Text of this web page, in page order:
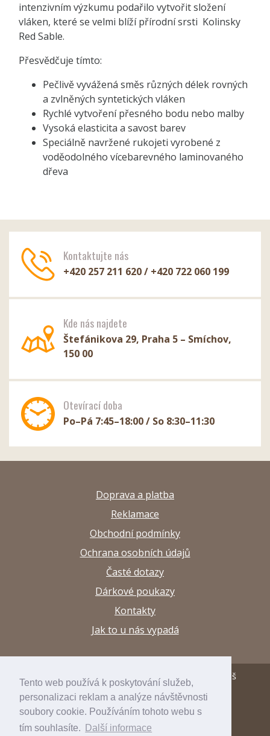
Tento web používá k poskytování služeb,
personalizaci reklam a analýze návštěvnosti
soubory cookie. Používáním tohoto webu s
tím souhlasíte.
Další informace
intenzivním výzkumu podařilo vytvořit složení
vláken, které se velmi blíží přírodní srsti Kolinsky
Red Sable.
Přesvědčuje tímto:
Pečlivě vyvážená směs různých délek rovných
a zvlněných syntetických vláken
Rychlé vytvoření přesného bodu nebo malby
Vysoká elasticita a savost barev
Speciálně navržené rukojeti vyrobené z
voděodolného vícebarevného laminovaného
dřeva
Kontaktujte nás
+420 257 211 620 / +420 722 060 199
Kde nás najdete
Štefánikova 29, Praha 5 – Smíchov,
150 00
Otevírací doba
Po–Pá 7:45–18:00 / So 8:30–11:30
Doprava a platba
Reklamace
Obchodní podmínky
Ochrana osobních údajů
Časté dotazy
Dárkové poukazy
Kontakty
Jak to u nás vypadá
© 2013–2026 Papírnictví a výtvarné potřeby Arttuš
developed byinspirum
internetový obchodinspishop